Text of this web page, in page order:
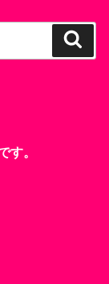
す。